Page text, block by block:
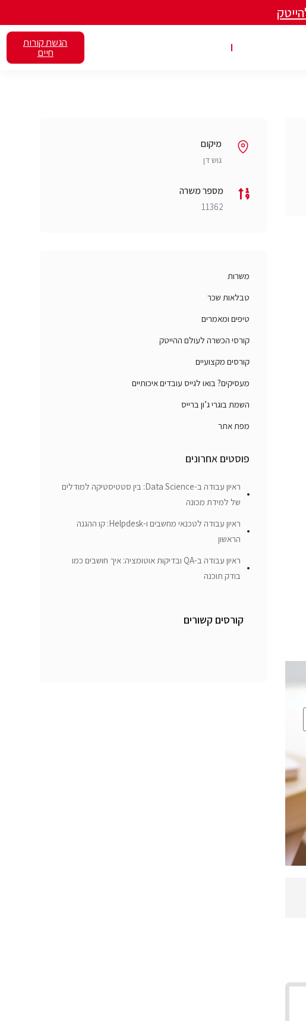
הגשת קורות
חיים
מיקום
גוש דן
מספר משרה
11362
משרות
טבלאות שכר
טיפים ומאמרים
קורסי הכשרה לעולם ההייטק
קורסים מקצועיים
מעסיקים? בואו לגייס עובדים איכותיים
השמת בוגרי ג’ון ברייס
מפת אתר
פוסטים אחרונים
ראיון עבודה ב-Data Science: בין סטטיסטיקה למודלים
של למידת מכונה
ראיון עבודה לטכנאי מחשבים ו-Helpdesk: קו ההגנה
הראשון
ראיון עבודה ב-QA ובדיקות אוטומציה: איך חושבים כמו
בודק תוכנה
קורסים קשורים